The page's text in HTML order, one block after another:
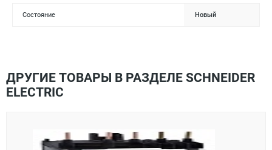
Состояние Новый
ДРУГИЕ ТОВАРЫ В РАЗДЕЛЕ SCHNEIDER
ELECTRIC